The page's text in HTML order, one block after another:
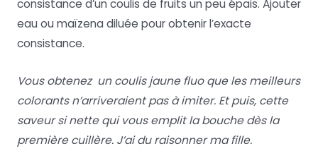
consistance d’un coulis de fruits un peu épais. Ajouter
eau ou maïzena diluée pour obtenir l’exacte
consistance.
Vous obtenez un coulis jaune fluo que les meilleurs
colorants n’arriveraient pas à imiter. Et puis, cette
saveur si nette qui vous emplit la bouche dès la
première cuillère. J’ai du raisonner ma fille.